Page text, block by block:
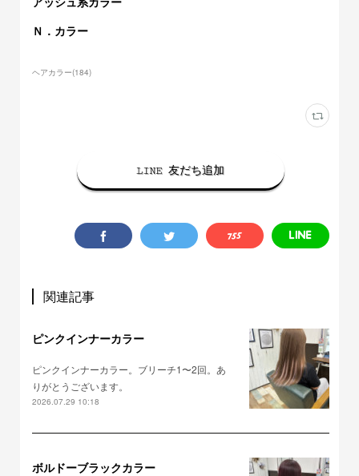
Ｎ．カラー
ヘアカラー(184)
LINE 友だち追加
関連記事
ピンクインナーカラー
ピンクインナーカラー。ブリーチ1〜2回。あ
りがとうございます。
2026.07.29 10:18
ボルドーブラックカラー